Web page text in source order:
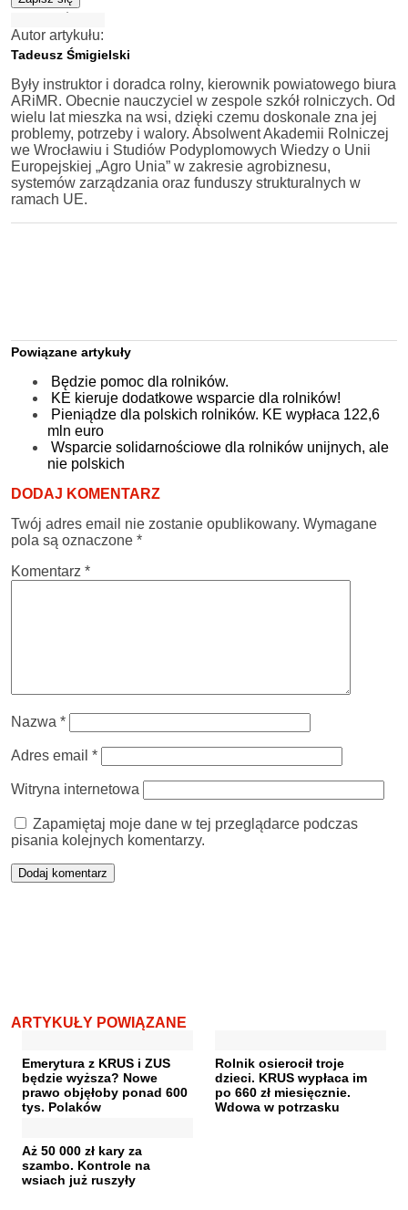
Autor artykułu:
Tadeusz Śmigielski
Były instruktor i doradca rolny, kierownik powiatowego biura
ARiMR. Obecnie nauczyciel w zespole szkół rolniczych. Od
wielu lat mieszka na wsi, dzięki czemu doskonale zna jej
problemy, potrzeby i walory. Absolwent Akademii Rolniczej
we Wrocławiu i Studiów Podyplomowych Wiedzy o Unii
Europejskiej „Agro Unia” w zakresie agrobiznesu,
systemów zarządzania oraz funduszy strukturalnych w
ramach UE.
Powiązane artykuły
Będzie pomoc dla rolników.
KE kieruje dodatkowe wsparcie dla rolników!
Pieniądze dla polskich rolników. KE wypłaca 122,6
mln euro
Wsparcie solidarnościowe dla rolników unijnych, ale
nie polskich
DODAJ KOMENTARZ
Twój adres email nie zostanie opublikowany. Wymagane
pola są oznaczone *
Komentarz *
Nazwa *
Adres email *
Witryna internetowa
Zapamiętaj moje dane w tej przeglądarce podczas
pisania kolejnych komentarzy.
ARTYKUŁY POWIĄZANE
Emerytura z KRUS i ZUS
będzie wyższa? Nowe
prawo objęłoby ponad 600
tys. Polaków
Rolnik osierocił troje
dzieci. KRUS wypłaca im
po 660 zł miesięcznie.
Wdowa w potrzasku
Aż 50 000 zł kary za
szambo. Kontrole na
wsiach już ruszyły